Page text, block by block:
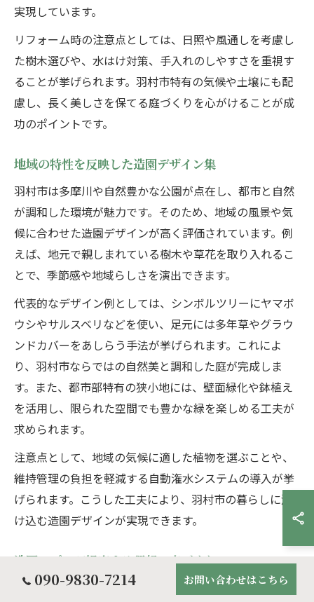
実現しています。
リフォーム時の注意点としては、日照や風通しを考慮し
た樹木選びや、水はけ対策、手入れのしやすさを重視す
ることが挙げられます。羽村市特有の気候や土壌にも配
慮し、長く美しさを保てる庭づくりを心がけることが成
功のポイントです。
地域の特性を反映した造園デザイン集
羽村市は多摩川や自然豊かな公園が点在し、都市と自然
が調和した環境が魅力です。そのため、地域の風景や気
候に合わせた造園デザインが高く評価されています。例
えば、地元で親しまれている樹木や草花を取り入れるこ
とで、季節感や地域らしさを演出できます。
代表的なデザイン例としては、シンボルツリーにヤマボ
ウシやサルスベリなどを使い、足元には多年草やグラウ
ンドカバーをあしらう手法が挙げられます。これによ
り、羽村市ならではの自然美と調和した庭が完成しま
す。また、都市部特有の狭小地には、壁面緑化や鉢植え
を活用し、限られた空間でも豊かな緑を楽しめる工夫が
求められます。
注意点として、地域の気候に適した植物を選ぶことや、
維持管理の負担を軽減する自動潅水システムの導入が挙
げられます。こうした工夫により、羽村市の暮らしに溶
け込む造園デザインが実現できます。
造園のプロが提案する理想の庭づくり
造園のプロは、家族のライフスタイルや希望を丁寧にヒ
090-9830-7214 お問い合わせはこちら